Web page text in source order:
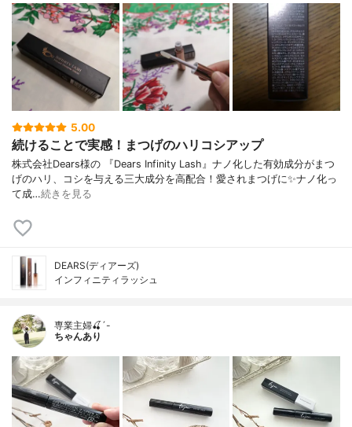
5.00
続けることで実感！まつげのハリコシアップ
株式会社Dears様の 『Dears Infinity Lash』ナノ化した有効成分がまつ
げのハリ、コシを与える三大成分を高配合！愛されまつげに✨ナノ化っ
て成…続きを見る
DEARS(ディアーズ)
インフィニティラッシュ
専業主婦🍒´-
ちゃんあり